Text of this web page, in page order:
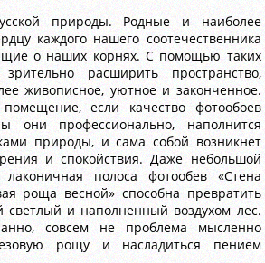
природы. Родные и наиболее
каждого нашего соотечественника
о наших корнях. С помощью таких
расширить пространство,
живописное, уютное и законченное.
если качество фотообоев
они профессионально, наполнится
природы, и сама собой возникнет
и спокойствия. Даже небольшой
полоса фотообев «Стена
роща весной» способна превратить
светлый и наполненный воздухом лес.
совсем не проблема мысленно
рощу и насладиться пением